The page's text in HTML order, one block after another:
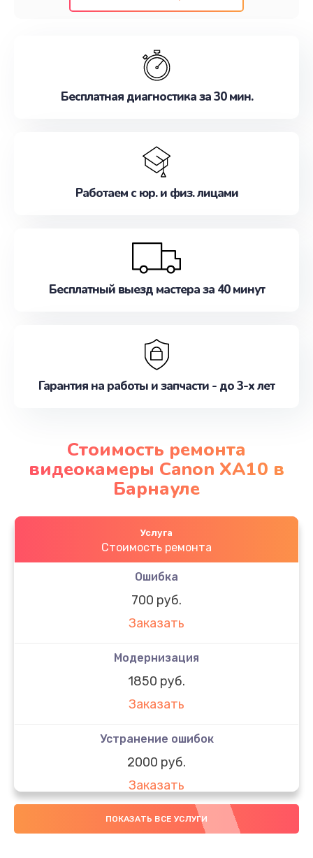
наилучшим образом. Не медлите записаться на
Бесплатная диагностика за 30 мин.
Работаем с юр. и физ. лицами
Бесплатный выезд мастера за 40 минут
Гарантия на работы и запчасти - до 3-х лет
Стоимость ремонта
видеокамеры Canon XA10 в
Барнауле
Услуга
Стоимость ремонта
Ошибка
700 руб.
Заказать
Модернизация
1850 руб.
Заказать
Устранение ошибок
2000 руб.
Заказать
Ремонт после залития
ПОКАЗАТЬ ВСЕ УСЛУГИ